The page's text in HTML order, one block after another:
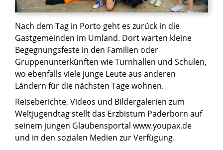
Nach dem Tag in Porto geht es zurück in die
Gastgemeinden im Umland. Dort warten kleine
Begegnungsfeste in den Familien oder
Gruppenunterkünften wie Turnhallen und Schulen,
wo ebenfalls viele junge Leute aus anderen
Ländern für die nächsten Tage wohnen.
Reiseberichte, Videos und Bildergalerien zum
Weltjugendtag stellt das Erzbistum Paderborn auf
seinem jungen Glaubensportal www.youpax.de
und in den sozialen Medien zur Verfügung.